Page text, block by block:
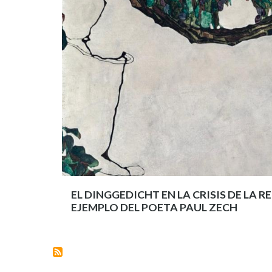
EL DINGGEDICHT EN LA CRISIS DE LA
EJEMPLO DEL POETA PAUL ZECH